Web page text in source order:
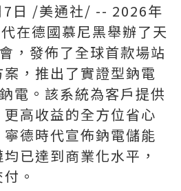
日 /美通社/ -- 2026年
在德國慕尼黑舉辦了天
，發佈了全球首款場站
，推出了實證型鈉電
電。該系統為客戶提供
高收益的全方位省心
德時代宣佈鈉電儲能
已達到商業化水平，
。